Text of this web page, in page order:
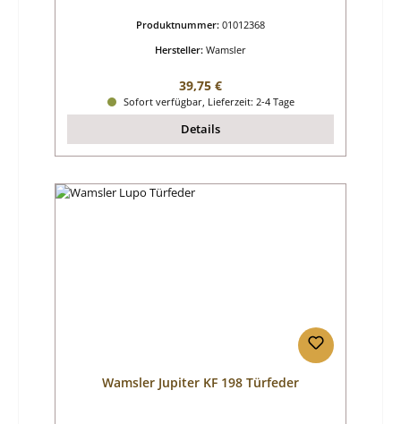
Produktnummer: 01012368
Hersteller: Wamsler
Regulärer Preis:
39,75 €
Sofort verfügbar, Lieferzeit: 2-4 Tage
Details
Wamsler Jupiter KF 198 Türfeder